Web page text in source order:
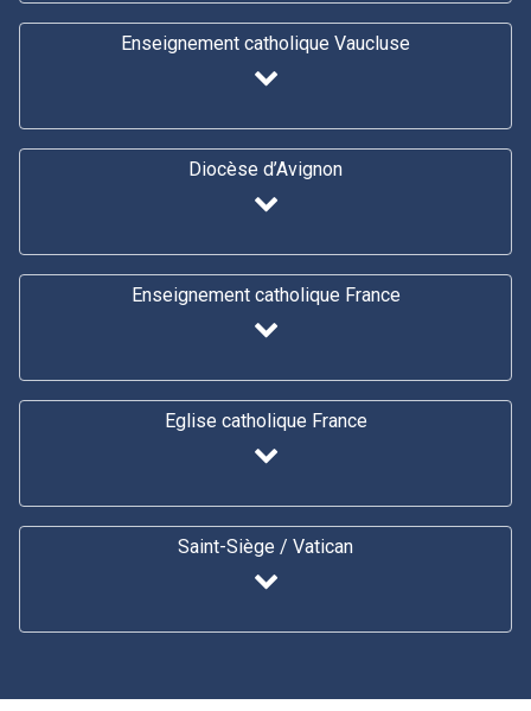
Enseignement catholique Vaucluse
Diocèse d’Avignon
Enseignement catholique France
Eglise catholique France
Saint-Siège / Vatican